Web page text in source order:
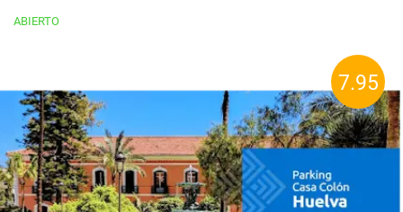
ABIERTO
7.95